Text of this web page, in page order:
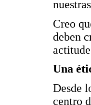
Creo
deben
Una
Desde
centro